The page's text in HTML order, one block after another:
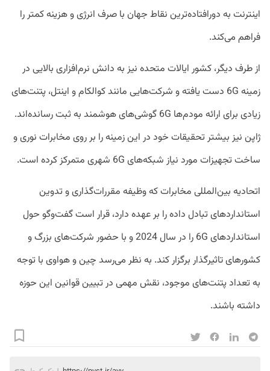
اینترنت به دورافتاده‌ترین نقاط جهان با صرف انرژی و هزینه کمتر را
فراهم می‌کند.
از طرف دیگر، کشور ایالات متحده نیز به دانش نرم‌افزاری بالایی در
زمینه 6G دست یافته و شرکت‌هایی مانند کوالکام و اینتل، پتنت‌های
زیادی برای ارائه مودم‌ها 6G گوشی‌های هوشمند به ثبت رسانده‌اند.
ژاپن نیز بیشتر تحقیقات خود در این زمینه را بر روی مخابرات نوری و
ساخت تجهیزات مورد نیاز شبکه‌های 6G شهری متمرکز کرده است.
اتحادیه بین‌المللی مخابرات که وظیفه مقررات‌گذاری و تدوین
استانداردهای تبادل داده را بر عهده دارد، قرار است گفت‌وگو حول
استانداردهای 6G را در سال 2024 و با حضور شرکت‌های بزرگ و
کشورهای تاثیرگذار برگزار کند. به نظر می‌رسد چین و هواوی با توجه
به تعداد پتنت‌های موجود، نقش مهمی در تبیین قوانین این حوزه
داشته باشند.